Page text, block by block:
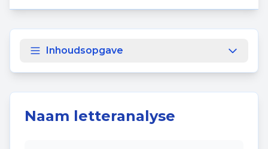
Inhoudsopgave
Naam letteranalyse